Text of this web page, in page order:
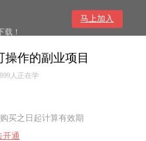
载！
马上加入
操作的副业项目
899人正在学
买之日起计算有效期
开通